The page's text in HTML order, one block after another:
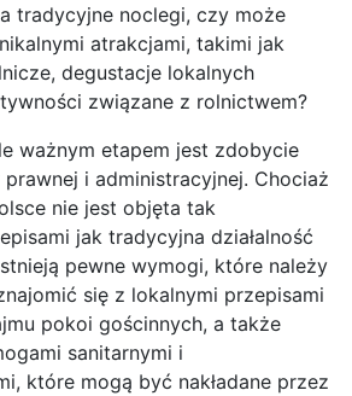
tradycyjne noclegi, czy może
atrakcjami, takimi jak
degustacje lokalnych
związane z rolnictwem?
ważnym etapem jest zdobycie
i administracyjnej. Chociaż
nie jest objęta tak
jak tradycyjna działalność
pewne wymogi, które należy
się z lokalnymi przepisami
pokoi gościnnych, a także
sanitarnymi i
które mogą być nakładane przez